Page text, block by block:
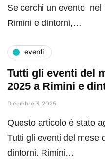
Se cerchi un evento nel
Rimini e dintorni,…
eventi
Tutti gli eventi del
2025 a Rimini e
Dicembre 3, 2025
Questo articolo è stato
Tutti gli eventi del mese
dintorni. Rimini…